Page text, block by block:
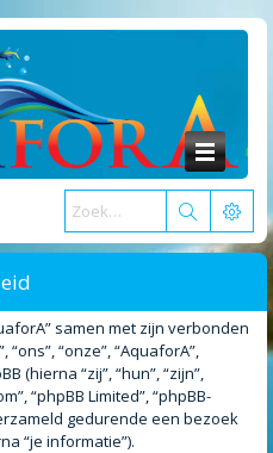
samen met zijn verbonden
“onze”, “AquaforA”,
(hierna “zij”, “hun”, “zijn”,
“phpBB Limited”, “phpBB-
gedurende een bezoek
“je informatie”).